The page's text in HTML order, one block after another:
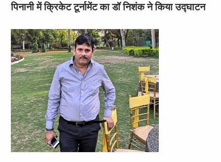
पिनानी में क्रिकेट टूर्नामेंट का डॉ निशंक ने किया उद्घाटन